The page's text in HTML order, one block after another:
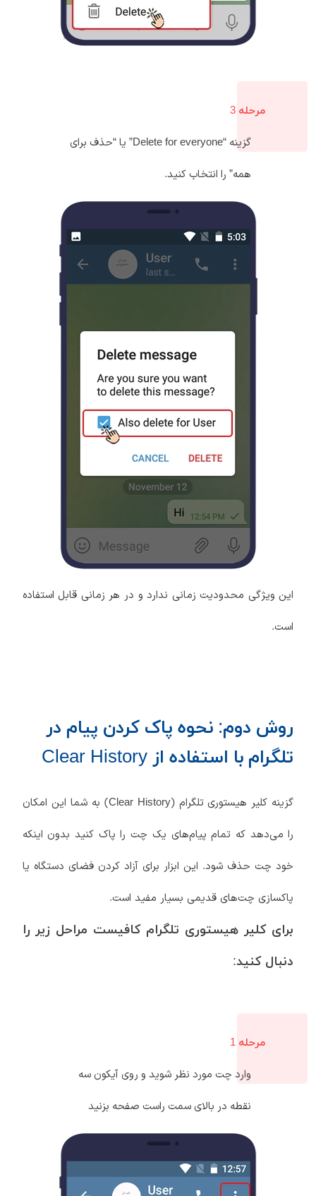
مرحله 3
گزینه “Delete for everyone” یا “حذف برای
همه” را انتخاب کنید.
این ویژگی محدودیت زمانی ندارد و در هر زمانی قابل استفاده
است.
روش دوم: نحوه پاک کردن پیام در
تلگرام با استفاده از Clear History
گزینه کلیر هیستوری تلگرام (Clear History) به شما این امکان
را می‌دهد که تمام پیام‌های یک چت را پاک کنید بدون اینکه
خود چت حذف شود. این ابزار برای آزاد کردن فضای دستگاه یا
پاکسازی چت‌های قدیمی بسیار مفید است.
برای کلیر هیستوری تلگرام کافیست مراحل زیر را
دنبال کنید:
مرحله 1
وارد چت مورد نظر شوید و روی آیکون سه
نقطه در بالای سمت راست صفحه بزنید